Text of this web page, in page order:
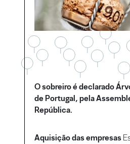
O sobreiro é declarado
de Portugal, pela
República.
Aquisição das empresas